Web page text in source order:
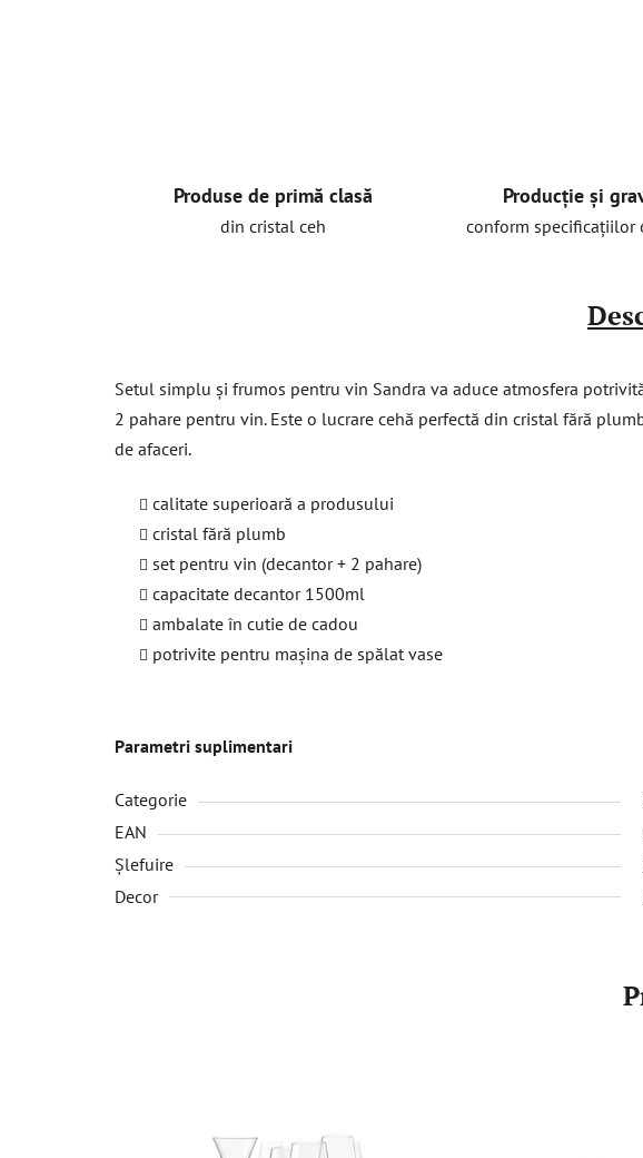
Produse de primă clasă
din cristal ceh
Producție și
conform specificațiilor
Setul simplu și frumos pentru vin Sandra va aduce atmosfera
2 pahare pentru vin. Este o lucrare cehă perfectă din cristal fără
de afaceri.
calitate superioară a produsului
cristal fără plumb
set pentru vin (decantor + 2 pahare)
capacitate decantor 1500ml
ambalate în cutie de cadou
potrivite pentru mașina de spălat vase
Parametri suplimentari
Categorie
EAN
Șlefuire
Decor